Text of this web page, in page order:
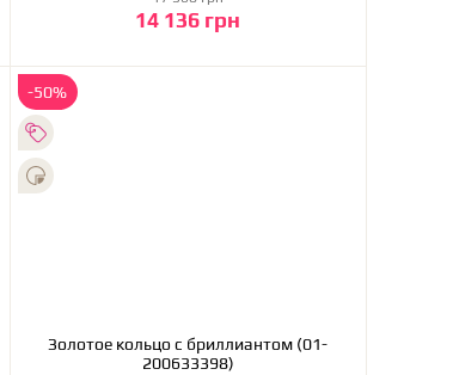
14 136 грн
В корзину
-50%
Золотое кольцо с бриллиантом (01-
200633398)